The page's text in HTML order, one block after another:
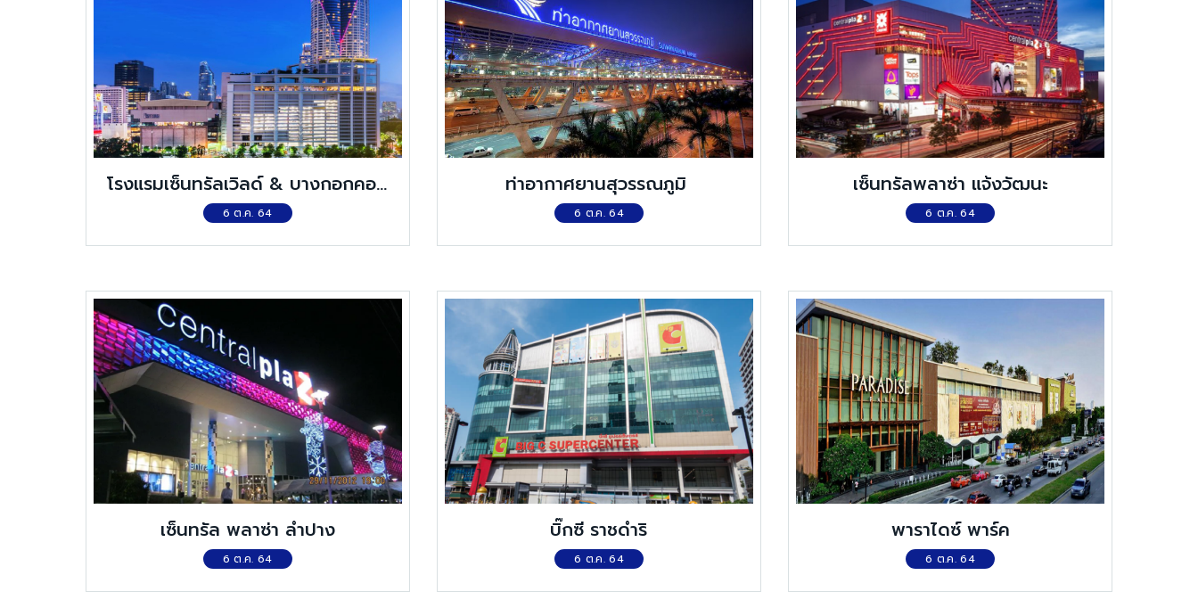
โรงแรมเซ็นทรัลเวิลด์ & บางกอกคอน
เวนชั่นเซ็นเตอร์ (โรงแรมเซ็นทารา แก
6 ต.ค. 64
ท่าอากาศยานสุวรรณภูมิ
6 ต.ค. 64
เซ็นทรัลพลาซ่า แจ้งวัฒนะ
6 ต.ค. 64
เซ็นทรัล พลาซ่า ลำปาง
6 ต.ค. 64
บิ๊กซี ราชดำริ
6 ต.ค. 64
พาราไดซ์ พาร์ค
6 ต.ค. 64